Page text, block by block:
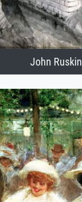
John Ruskin